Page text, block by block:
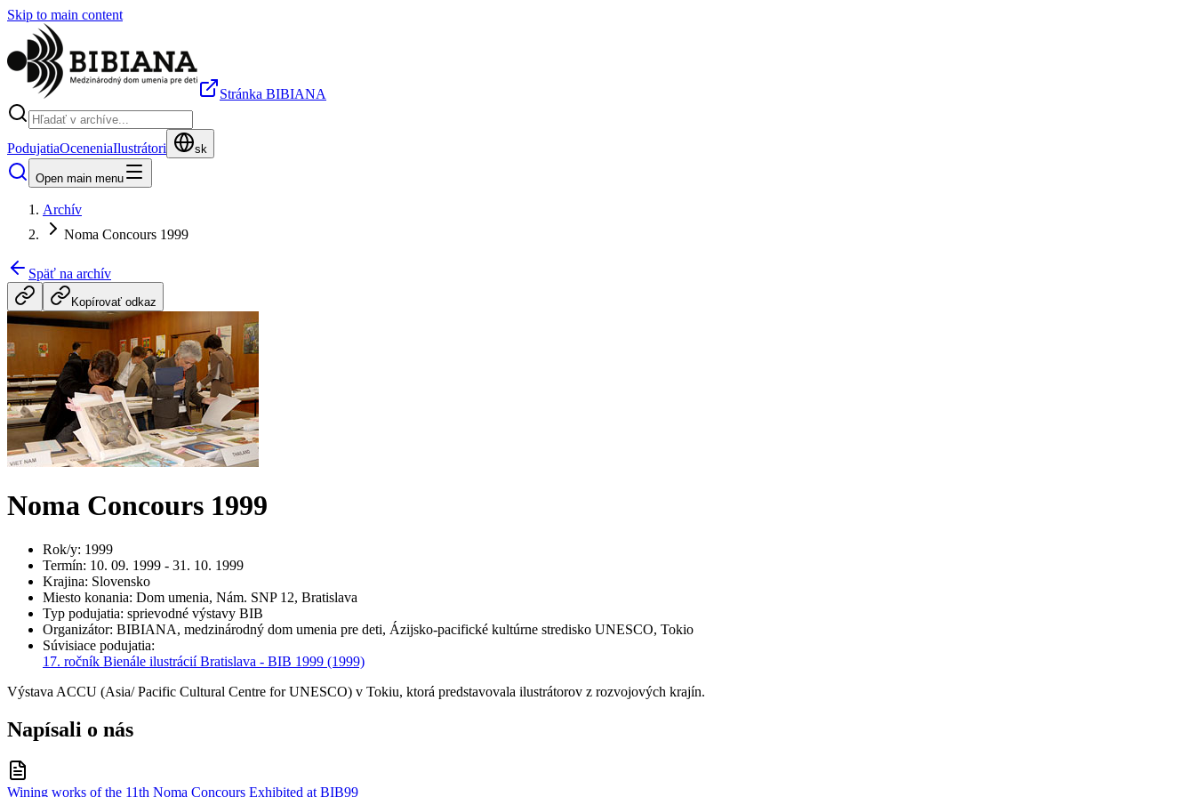
Skip to main content
Stránka BIBIANA
PodujatiaOceneniaIlustrátori sk
Open main menu
Archív
Noma Concours 1999
Späť na archív
Kopírovať odkaz
Noma Concours 1999
Rok/y: 1999
Termín: 10. 09. 1999 - 31. 10. 1999
Krajina: Slovensko
Miesto konania: Dom umenia, Nám. SNP 12, Bratislava
Typ podujatia: sprievodné výstavy BIB
Organizátor: BIBIANA, medzinárodný dom umenia pre deti, Ázijsko-pacifické kultúrne stredisko UNESCO, Tokio
Súvisiace podujatia:
17. ročník Bienále ilustrácií Bratislava - BIB 1999 (1999)
Výstava ACCU (Asia/ Pacific Cultural Centre for UNESCO) v Tokiu, ktorá predstavovala ilustrátorov z rozvojových krajín.
Napísali o nás
Wining works of the 11th Noma Concours Exhibited at BIB99